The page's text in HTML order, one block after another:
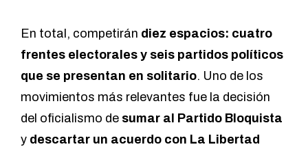
En total, competirán diez espacios: cuatro
frentes electorales y seis partidos políticos
que se presentan en solitario. Uno de los
movimientos más relevantes fue la decisión
del oficialismo de sumar al Partido Bloquista
y descartar un acuerdo con La Libertad